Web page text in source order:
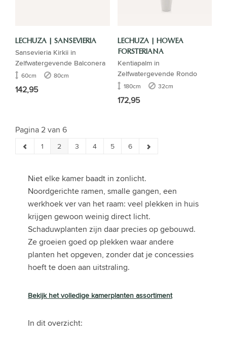
LECHUZA | SANSEVIERIA
Sansevieria Kirkii in
Zelfwatergevende Balconera
60cm 80cm
142,95
LECHUZA | HOWEA
FORSTERIANA
Kentiapalm in
Zelfwatergevende Rondo
180cm 32cm
172,95
Pagina 2 van 6
1 2 3 4 5 6
Niet elke kamer baadt in zonlicht.
Noordgerichte ramen, smalle gangen, een
werkhoek ver van het raam: veel plekken in huis
krijgen gewoon weinig direct licht.
Schaduwplanten zijn daar precies op gebouwd.
Ze groeien goed op plekken waar andere
planten het opgeven, zonder dat je concessies
hoeft te doen aan uitstraling.
Bekijk het volledige kamerplanten assortiment
In dit overzicht: